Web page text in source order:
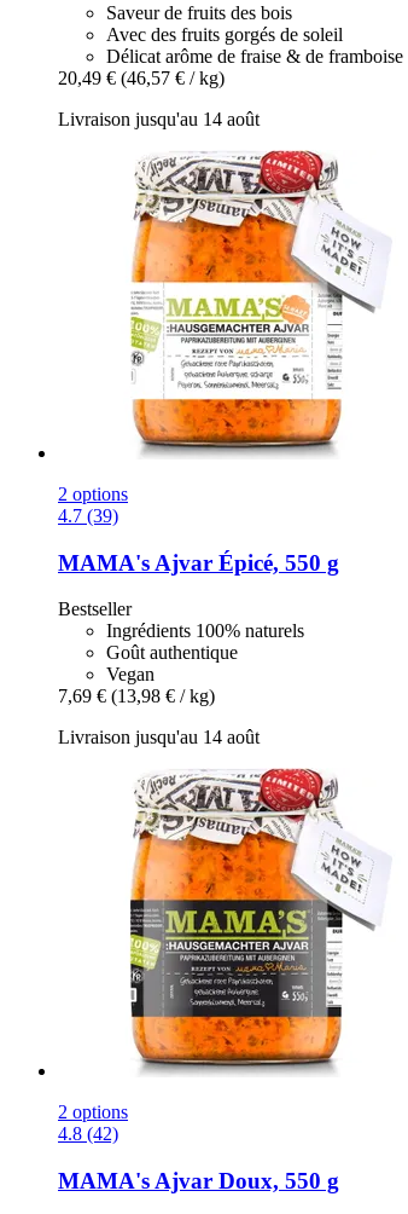
Saveur de fruits des bois
Avec des fruits gorgés de soleil
Délicat arôme de fraise & de framboise
20,49 € (46,57 € / kg)
Livraison jusqu'au 14 août
2 options
4.7 (39)
MAMA's Ajvar Épicé, 550 g
Bestseller
Ingrédients 100% naturels
Goût authentique
Vegan
7,69 € (13,98 € / kg)
Livraison jusqu'au 14 août
2 options
4.8 (42)
MAMA's Ajvar Doux, 550 g